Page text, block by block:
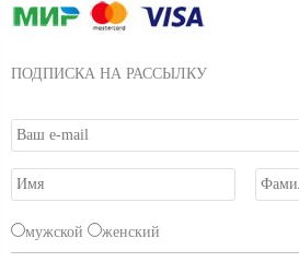
ПОДПИСКА НА РАССЫЛКУ
мужской женский